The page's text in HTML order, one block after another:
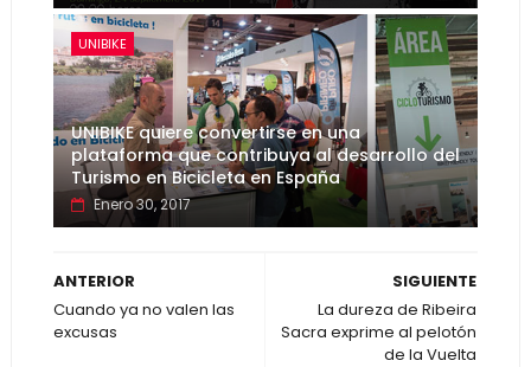
UNIBIKE
UNIBIKE quiere convertirse en una
plataforma que contribuya al desarrollo del
Turismo en Bicicleta en España
Enero 30, 2017
SIGUIENTE
La dureza de Ribeira
Sacra exprime al pelotón
de la Vuelta
ANTERIOR
Cuando ya no valen las
excusas